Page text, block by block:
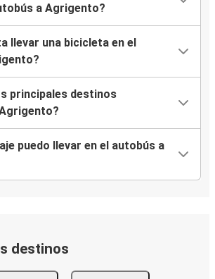
a Agrigento?
llevar una bicicleta en el
principales destinos
puedo llevar en el autobús a
destinos